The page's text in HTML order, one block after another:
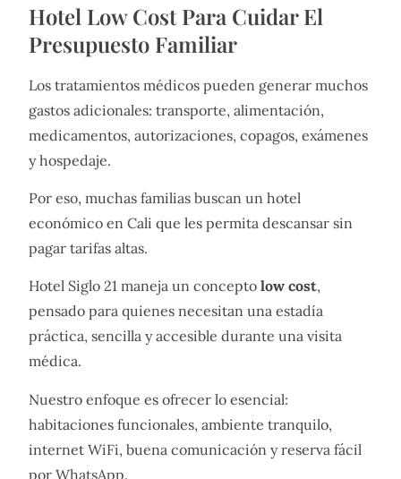
Hotel Low Cost Para Cuidar El
Presupuesto Familiar
Los tratamientos médicos pueden generar muchos
gastos adicionales: transporte, alimentación,
medicamentos, autorizaciones, copagos, exámenes
y hospedaje.
Por eso, muchas familias buscan un hotel
económico en Cali que les permita descansar sin
pagar tarifas altas.
Hotel Siglo 21 maneja un concepto low cost,
pensado para quienes necesitan una estadía
práctica, sencilla y accesible durante una visita
médica.
Nuestro enfoque es ofrecer lo esencial:
habitaciones funcionales, ambiente tranquilo,
internet WiFi, buena comunicación y reserva fácil
por WhatsApp.